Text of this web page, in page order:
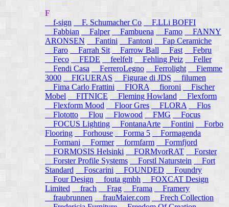
F
f-sign
F. Schumacher Co
F.LLi BOFFI
Fabbian
Falper Fambuena Famo
FANNY
ARONSEN
Fantini Fantoni
Fap Ceramiche
Faro
Farrah Sit Farrow Ball Fast
Febru
Feco
FEDE feelfelt Fehling Peiz
Feller
Fendi Casa
FerreroLegno Ferrolight
Fiemme
3000
FIGUERAS Figurae di JDS
filumen
Fima Carlo Frattini
FIORA fioroni
Fischer
Mobel
FITNICE Fleming Howland
Flexform
Flexform Mood
Floor Gres FLORA
Flos
Flototto
Flou Flowood FMG
Focus
FOCUS Lighting
FontanaArte Fontini
Forbo
Flooring
Forhouse Forma 5
Formagenda
Formani
Former formfarm
Formfjord
FORMOSIS Helsinki
FORMvorRAT
Forster
Forster Profile Systems
Forstl Naturstein
Fort
Standard
Foscarini FOUNDED
Foundry
Four Design
fouta gmbh
FOXCAT Design
Limited
frach Frag Frama
Framery
fraubrunnen
frauMaier.com
Frech Collection